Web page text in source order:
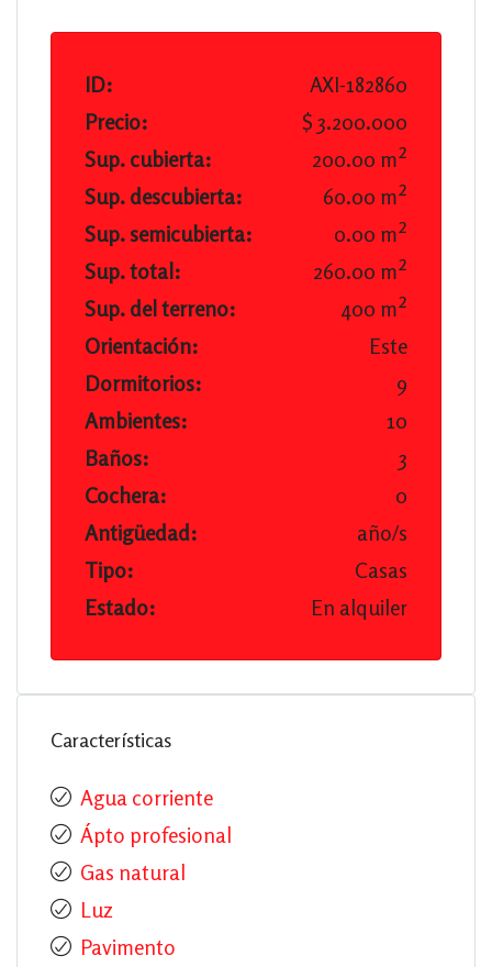
ID:
AXI-182860
Precio:
$ 3.200.000
Sup. cubierta:
200.00 m²
Sup. descubierta:
60.00 m²
Sup. semicubierta:
0.00 m²
Sup. total:
260.00 m²
Sup. del terreno:
400 m²
Orientación:
Este
Dormitorios:
9
Ambientes:
10
Baños:
3
Cochera:
0
Antigüedad:
año/s
Tipo:
Casas
Estado:
En alquiler
Características
Agua corriente
Ápto profesional
Gas natural
Luz
Pavimento